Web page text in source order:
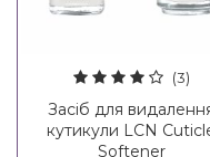
(3)
Засіб для
кутикули LCN
Softener